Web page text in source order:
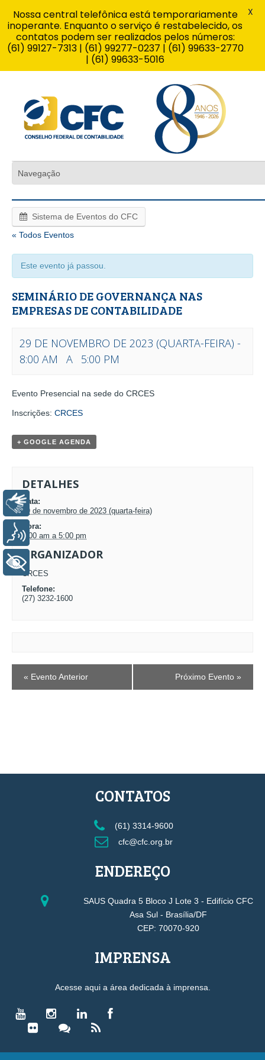
Sistema de Eventos do CFC
« Todos Eventos
Este evento já passou.
SEMINÁRIO DE GOVERNANÇA NAS
EMPRESAS DE CONTABILIDADE
29 DE NOVEMBRO DE 2023 (QUARTA-FEIRA) -
8:00 AM
A 5:00 PM
EVENTO
Evento Presencial na sede do CRCES
Inscrições: CRCES
+ GOOGLE AGENDA
DETALHES
Data:
29 de novembro de 2023 (quarta-feira)
Hora:
8:00 am a 5:00 pm
ORGANIZADOR
CRCES
Telefone:
(27) 3232-1600
EVENTO
NAVEGAÇÃO
« Evento Anterior Próximo Evento »
CONTATOS
(61) 3314-9600
cfc@cfc.org.br
ENDEREÇO
SAUS Quadra 5 Bloco J Lote 3 - Edifício CFC
Asa Sul - Brasília/DF
CEP: 70070-920
IMPRENSA
Acesse aqui a área dedicada à imprensa.
Nossa central telefônica está temporariamente
inoperante. Enquanto o serviço é restabelecido, os
contatos podem ser realizados pelos números:
(61) 99127-7313 | (61) 99277-0237 | (61) 99633-2770
| (61) 99633-5016
X
Libras
Voz